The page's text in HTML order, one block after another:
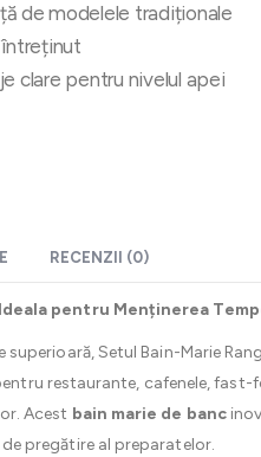
de modelele tradiționale
întreținut
clare pentru nivelul apei
RECENZII (0)
Ideala pentru Menținerea
superioară, Setul Bain-Marie
restaurante, cafenele,
Acest bain marie de banc
pregătire al preparatelor.